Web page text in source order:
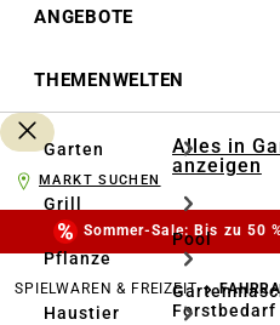
ANGEBOTE
THEMENWELTEN
Garten
Grill
Pflanze
Haustier
Alles in
anzeigen
Pool
Forstbedarf
MARKT SUCHEN
Sommer-Sale: Bis zu 50
SPIELWAREN & FREIZEIT